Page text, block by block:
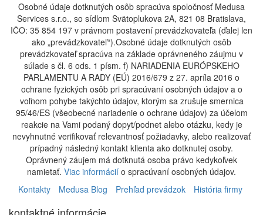
Osobné údaje dotknutých osôb spracúva spoločnosť Medusa
Services s.r.o., so sídlom Svätoplukova 2A, 821 08 Bratislava,
IČO: 35 854 197 v právnom postavení prevádzkovateľa (ďalej len
ako „prevádzkovateľ“).Osobné údaje dotknutých osôb
prevádzkovateľ spracúva na základe oprávneného záujmu v
súlade s čl. 6 ods. 1 písm. f) NARIADENIA EURÓPSKEHO
PARLAMENTU A RADY (EÚ) 2016/679 z 27. apríla 2016 o
ochrane fyzických osôb pri spracúvaní osobných údajov a o
voľnom pohybe takýchto údajov, ktorým sa zrušuje smernica
95/46/ES (všeobecné nariadenie o ochrane údajov) za účelom
reakcie na Vami podaný dopyt/podnet alebo otázku, kedy je
nevyhnutné verifikovať relevantnosť požiadavky, alebo realizovať
prípadný následný kontakt klienta ako dotknutej osoby.
Oprávnený záujem má dotknutá osoba právo kedykoľvek
namietať. Viac informácií o spracúvaní osobných údajov.
Kontakty
Medusa Blog Prehľad prevádzok História firmy